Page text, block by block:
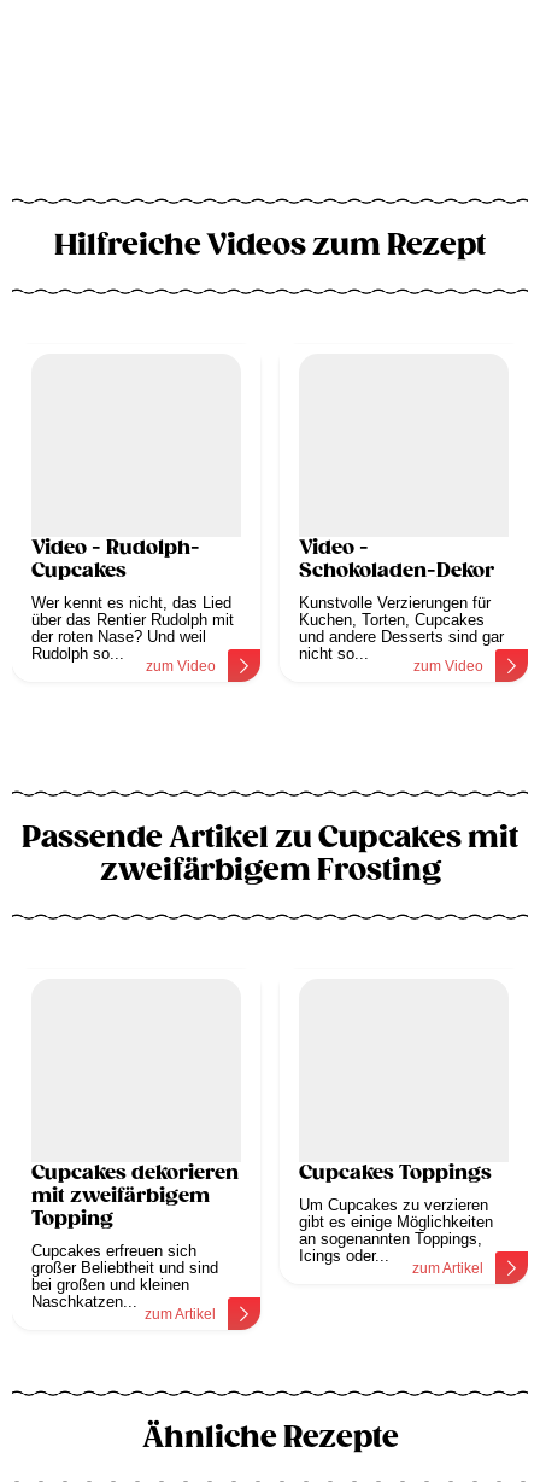
Hilfreiche Videos zum Rezept
Video - Rudolph-
Cupcakes
Wer kennt es nicht, das Lied
über das Rentier Rudolph mit
der roten Nase? Und weil
Rudolph so...
zum Video
Video -
Schokoladen-Dekor
Kunstvolle Verzierungen für
Kuchen, Torten, Cupcakes
und andere Desserts sind gar
nicht so...
zum Video
Passende Artikel zu Cupcakes mit
zweifärbigem Frosting
Cupcakes dekorieren
mit zweifärbigem
Topping
Cupcakes erfreuen sich
großer Beliebtheit und sind
bei großen und kleinen
Naschkatzen...
zum Artikel
Cupcakes Toppings
Um Cupcakes zu verzieren
gibt es einige Möglichkeiten
an sogenannten Toppings,
Icings oder...
zum Artikel
Ähnliche Rezepte